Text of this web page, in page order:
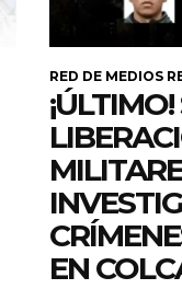
RED DE MEDIOS
EN